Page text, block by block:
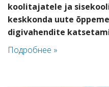
koolitajatele ja
keskkonda uute
digivahendite
Подробнее »